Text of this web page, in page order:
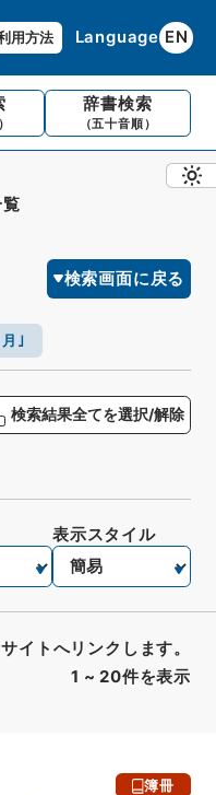
用方法 Language EN
辞書検索
（五十音順）
検索画面に戻る
｣
検索結果全てを選択/解除
1 ~ 20件を表示
表示スタイル
イトへリンクします。
簿冊